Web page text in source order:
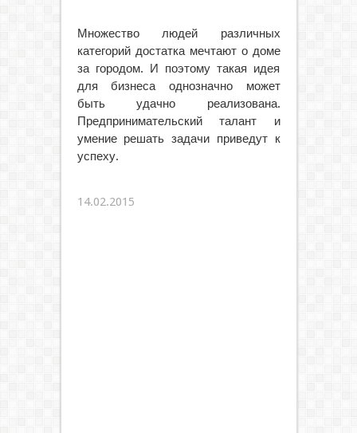
Множество людей различных
категорий достатка мечтают о доме
за городом. И поэтому такая идея
для бизнеса однозначно может
быть удачно реализована.
Предпринимательский талант и
умение решать задачи приведут к
успеху.
14.02.2015